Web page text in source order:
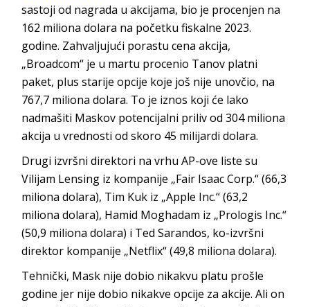
sastoji od nagrada u akcijama, bio je procenjen na
162 miliona dolara na početku fiskalne 2023.
godine. Zahvaljujući porastu cena akcija,
„Broadcom“ je u martu procenio Tanov platni
paket, plus starije opcije koje još nije unovčio, na
767,7 miliona dolara. To je iznos koji će lako
nadmašiti Maskov potencijalni priliv od 304 miliona
akcija u vrednosti od skoro 45 milijardi dolara.
Drugi izvršni direktori na vrhu AP-ove liste su
Vilijam Lensing iz kompanije „Fair Isaac Corp.“ (66,3
miliona dolara), Tim Kuk iz „Apple Inc.“ (63,2
miliona dolara), Hamid Moghadam iz „Prologis Inc.“
(50,9 miliona dolara) i Ted Sarandos, ko-izvršni
direktor kompanije „Netflix“ (49,8 miliona dolara).
Tehnički, Mask nije dobio nikakvu platu prošle
godine jer nije dobio nikakve opcije za akcije. Ali on